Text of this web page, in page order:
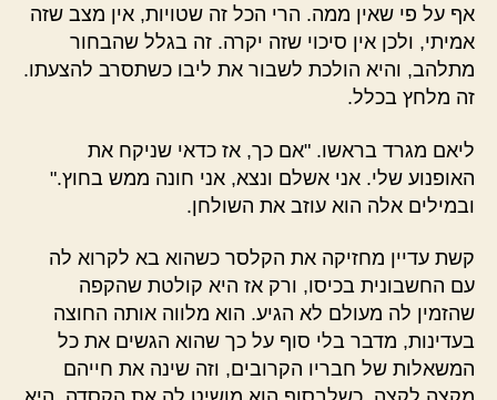
אף על פי שאין ממה. הרי הכל זה שטויות, אין מצב שזה
אמיתי, ולכן אין סיכוי שזה יקרה. זה בגלל שהבחור
מתלהב, והיא הולכת לשבור את ליבו כשתסרב להצעתו.
זה מלחץ בכלל.
ליאם מגרד בראשו. "אם כך, אז כדאי שניקח את
האופנוע שלי. אני אשלם ונצא, אני חונה ממש בחוץ."
ובמילים אלה הוא עוזב את השולחן.
קשת עדיין מחזיקה את הקלסר כשהוא בא לקרוא לה
עם החשבונית בכיסו, ורק אז היא קולטת שהקפה
שהזמין לה מעולם לא הגיע. הוא מלווה אותה החוצה
בעדינות, מדבר בלי סוף על כך שהוא הגשים את כל
המשאלות של חבריו הקרובים, וזה שינה את חייהם